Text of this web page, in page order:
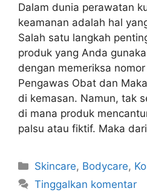
Dalam dunia perawatan
keamanan adalah hal
Salah satu langkah
produk yang Anda
dengan memeriksa
Pengawas Obat dan
di kemasan. Namun, tak
di mana produk
palsu atau fiktif. Maka
Kategori
Skincare, Bodycare,
Tinggalkan komentar